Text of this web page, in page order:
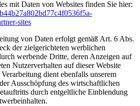
mit Daten von Websites finden Sie hier:
sites
von Daten erfolgt gemäß Art. 6 Abs.
der zielgerichteten werblichen
werbende Dritte, deren Anzeigen auf
Nutzerverhalten auf dieser Website
dient ebenfalls unserem
Ausschöpfung des wirtschaftlichen
durch entgeltliche Einblendung